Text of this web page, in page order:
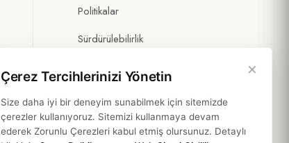
Politikalar
Sürdürülebilirlik
×
Çerez Tercihlerinizi Yönetin
Size daha iyi bir deneyim sunabilmek için sitemizde
çerezler kullanıyoruz. Sitemizi kullanmaya devam
ederek Zorunlu Çerezleri kabul etmiş olursunuz. Detaylı